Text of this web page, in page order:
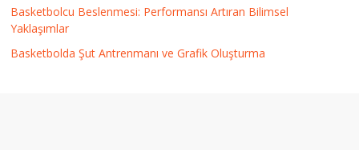
Basketbolcu Beslenmesi: Performansı Artıran Bilimsel
Yaklaşımlar
Basketbolda Şut Antrenmanı ve Grafik Oluşturma